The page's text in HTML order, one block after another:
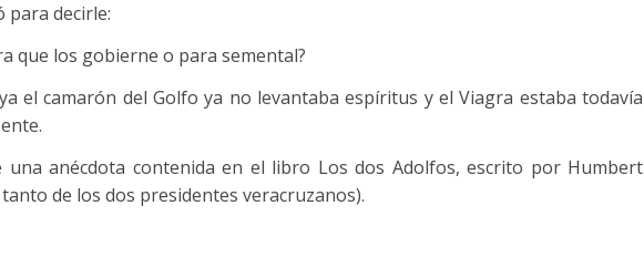
decirle:
que los gobierne o para semental?
el camarón del Golfo ya no levantaba espíritus y el Viagra estaba todavía
una anécdota contenida en el libro Los dos Adolfos, escrito por Humbert
de los dos presidentes veracruzanos).